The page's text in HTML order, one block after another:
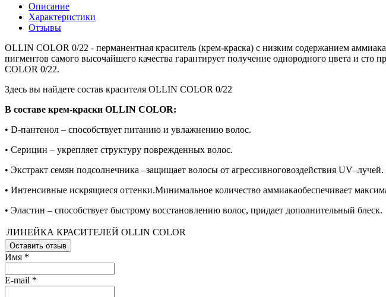
Описание
Характеристики
Отзывы
OLLIN COLOR 0/22 - перманентная краситель (крем-краска) с низким содержанием
пигментов самого высочайшего качества гарантирует получение однородного цвета и
COLOR 0/22.
Здесь вы найдете состав красителя OLLIN COLOR 0/22
В составе крем-краски OLLIN COLOR:
• D-пантенол – способствует питанию и увлажнению волос.
• Серицин – укрепляет структуру поврежденных волос.
• Экстракт семян подсолнечника –защищает волосы от агрессивноговоздействия UV–лучей.
• Интенсивные искрящиеся оттенки.Минимальное количество аммиакаобеспечивает
• Эластин – способствует быстрому восстановлению волос, придает дополнительный блеск.
ЛИНЕЙКА КРАСИТЕЛЕЙ OLLIN COLOR
Оставить отзыв
Имя *
E-mail *